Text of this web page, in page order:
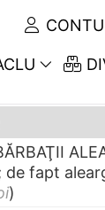
de fapt
)